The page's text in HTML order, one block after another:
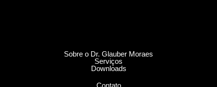
Sobre o Dr. Glauber Moraes
Serviços
Downloads
Contato